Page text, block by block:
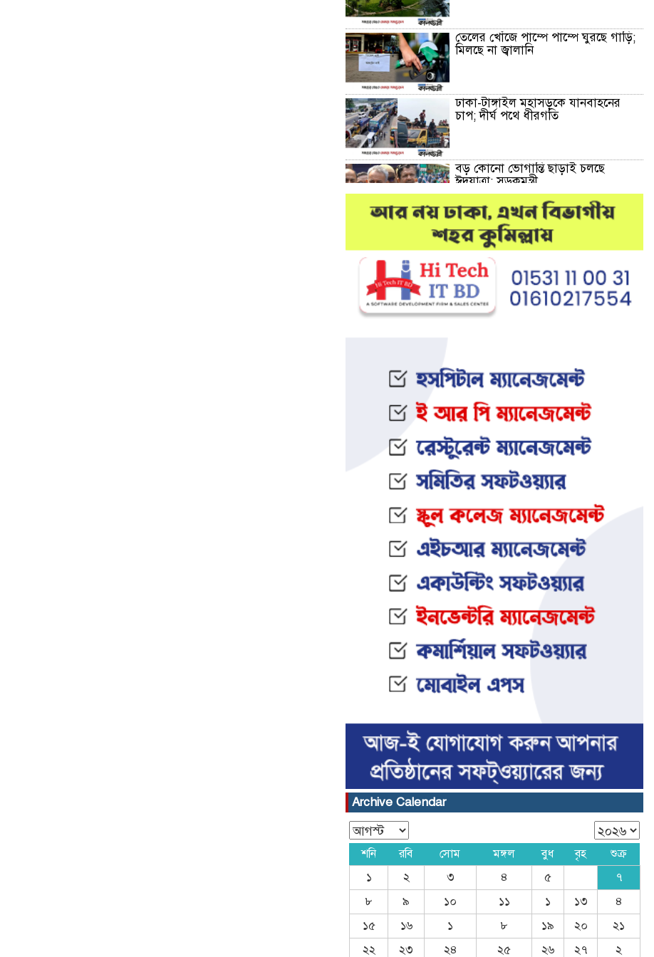
তেলের খোঁজে পাম্পে পাম্পে ঘুরছে গাড়ি;
মিলছে না জ্বালানি
ঢাকা-টাঙ্গাইল মহাসড়কে যানবাহনের
চাপ; দীর্ঘ পথে ধীরগতি
বড় কোনো ভোগান্তি ছাড়াই চলছে
ঈদযাত্রা: সড়কমন্ত্রী
মেলান্দহে উপবৃত্তি কেলেঙ্কারি:
অভিভাবকের জায়গায় শিক্ষকের ব্যাংক
হিসাব
দেশে আবারও উদ্ধার হলো ভয়ংকর
মাদক: ক্রিস্টাল মেথ ও এলএসডি
ইফতার অনুষ্ঠানকে কেন্দ্র করে বিএনপি–
জামায়াত সংঘর্ষ: আহত ৮
তিনজনের মৃত্যুদণ্ড
করে যুবকের আত্মহ ত্যা
Archive Calendar
শনি রবি সোম মঙ্গল বুধ বৃহ
শুক্র
১
২ ৩ ৪ ৫
৭
৮
৯ ১০ ১১ ১ ১৩
৪
১৫
১৬ ১ ৮ ১৯ ২০
২১
২২
২৩ ২৪ ২৫ ২৬ ২৭ ২